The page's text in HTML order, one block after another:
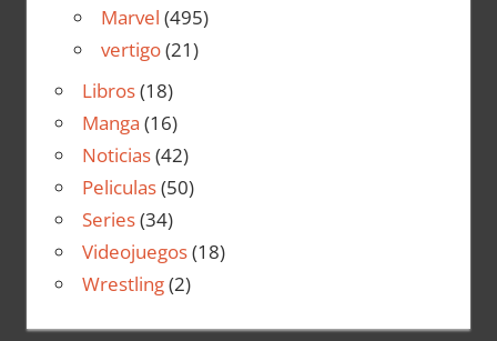
Marvel (495)
vertigo(21)
Libros(18)
Manga (16)
Noticias(42)
Peliculas(50)
Series(34)
Videojuegos(18)
Wrestling(2)